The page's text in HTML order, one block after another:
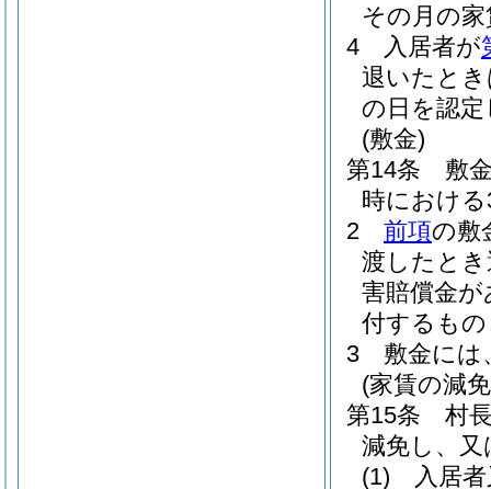
その月の
4
入居者が
退いたと
の日を認
(敷金)
第14条
敷
時におけ
2
前項の敷
渡したと
害賠償金
付するも
3
敷金には
(家賃の減
第15条
村
減免し、
(1)
入居